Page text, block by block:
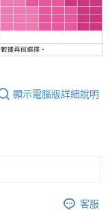
顯示電腦版詳細說明
客服